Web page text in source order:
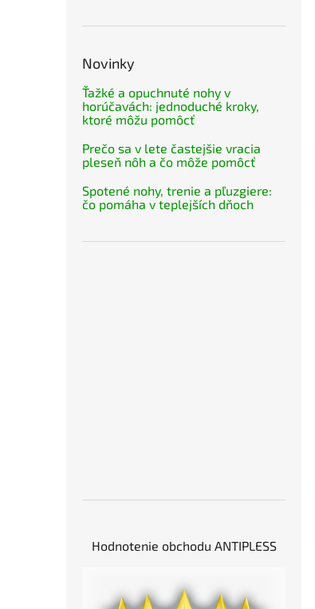
Novinky
Ťažké a opuchnuté nohy v
horúčavách: jednoduché kroky,
ktoré môžu pomôcť
Prečo sa v lete častejšie vracia
pleseň nôh a čo môže pomôcť
Spotené nohy, trenie a pľuzgiere:
čo pomáha v teplejších dňoch
Hodnotenie obchodu ANTIPLESS